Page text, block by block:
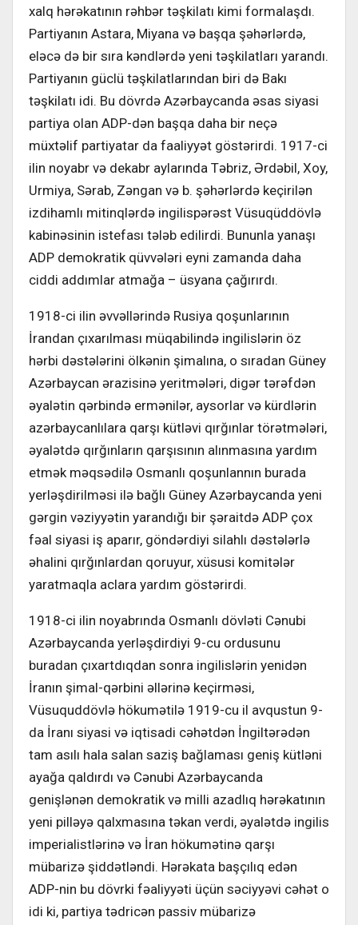
xalq hərəkatının rəhbər təşkilatı kimi formalaşdı.
Partiyanın Astara, Miyana və başqa şəhərlərdə,
eləcə də bir sıra kəndlərdə yeni təşkilatları yarandı.
Partiyanın güclü təşkilatlarından biri də Bakı
təşkilatı idi. Bu dövrdə Azərbaycanda əsas siyasi
partiya olan ADP-dən başqa daha bir neçə
müxtəlif partiyatar da faaliyyət göstərirdi. 1917-ci
ilin noyabr və dekabr aylarında Təbriz, Ərdəbil, Xoy,
Urmiya, Sərab, Zəngan və b. şəhərlərdə keçirilən
izdihamlı mitinqlərdə ingilispərəst Vüsuqüddövlə
kabinəsinin istefası tələb edilirdi. Bununla yanaşı
ADP demokratik qüvvələri eyni zamanda daha
ciddi addımlar atmağa – üsyana çağırırdı.
1918-ci ilin əvvəllərində Rusiya qoşunlarının
İrandan çıxarılması müqabilində ingilislərin öz
hərbi dəstələrini ölkənin şimalına, o sıradan Güney
Azərbaycan ərazisinə yeritmələri, digər tərəfdən
əyalətin qərbində ermənilər, aysorlar və kürdlərin
azərbaycanlılara qarşı kütləvi qırğınlar törətmələri,
əyalətdə qırğınların qarşısının alınmasına yardım
etmək məqsədilə Osmanlı qoşunlannın burada
yerləşdirilməsi ilə bağlı Güney Azərbaycanda yeni
gərgin vəziyyətin yarandığı bir şəraitdə ADP çox
fəal siyasi iş aparır, göndərdiyi silahlı dəstələrlə
əhalini qırğınlardan qoruyur, xüsusi komitələr
yaratmaqla aclara yardım göstərirdi.
1918-ci ilin noyabrında Osmanlı dövləti Cənubi
Azərbaycanda yerləşdirdiyi 9-cu ordusunu
buradan çıxartdıqdan sonra ingilislərin yenidən
İranın şimal-qərbini əllərinə keçirməsi,
Vüsuquddövlə hökumətilə 1919-cu il avqustun 9-
da İranı siyasi və iqtisadi cəhətdən İngiltərədən
tam asılı hala salan saziş bağlaması geniş kütləni
ayağa qaldırdı və Cənubi Azərbaycanda
genişlənən demokratik və milli azadlıq hərəkatının
yeni pilləyə qalxmasına təkan verdi, əyalətdə ingilis
imperialistlərinə və İran hökumətinə qarşı
mübarizə şiddətləndi. Hərəkata başçılıq edən
ADP-nin bu dövrki fəaliyyəti üçün səciyyəvi cəhət o
idi ki, partiya tədricən passiv mübarizə